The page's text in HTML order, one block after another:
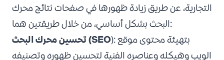
التجارية، عن طريق زيادة ظهورها في صفحات نتائج محرك
البحث بشكل أساسي، من خلال طريقتين هما:
تحسين محرك البحث(SEO): بتهيئة محتوى موقع
الويب وهيكله وعناصره الفنية لتحسين ظهوره وتصنيفه